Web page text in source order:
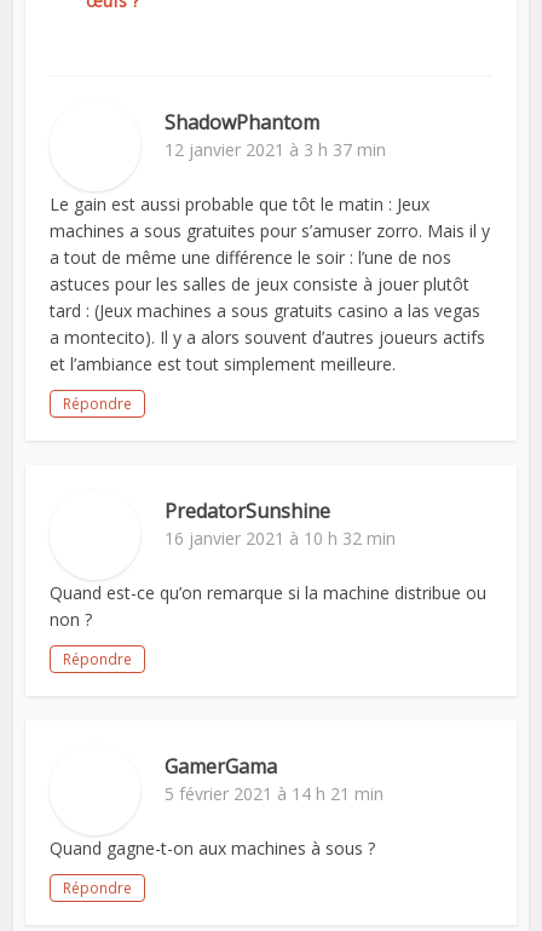
ShadowPhantom
12 janvier 2021 à 3 h 37 min
Le gain est aussi probable que tôt le matin : Jeux
machines a sous gratuites pour s’amuser zorro. Mais il y
a tout de même une différence le soir : l’une de nos
astuces pour les salles de jeux consiste à jouer plutôt
tard : (Jeux machines a sous gratuits casino a las vegas
a montecito). Il y a alors souvent d’autres joueurs actifs
et l’ambiance est tout simplement meilleure.
Répondre
PredatorSunshine
16 janvier 2021 à 10 h 32 min
Quand est-ce qu’on remarque si la machine distribue ou
non ?
Répondre
GamerGama
5 février 2021 à 14 h 21 min
Quand gagne-t-on aux machines à sous ?
Répondre